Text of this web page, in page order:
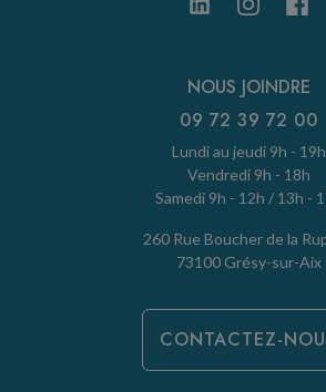
NOUS JOINDRE
09 72 39 72 00
Lundi au jeudi 9h - 19h
Vendredi 9h - 18h
Samedi 9h - 12h / 13h -
260 Rue Boucher de la
73100 Grésy-sur-Aix
CONTACTEZ-